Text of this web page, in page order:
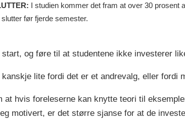
I studien kommer det fram at over 30 prosent
før fjerde semester.
og føre til at studentene ikke investerer
lite fordi det er et andrevalg, eller fordi
at hvis foreleserne kan knytte teori til
motivert, er det større sjanse for at de